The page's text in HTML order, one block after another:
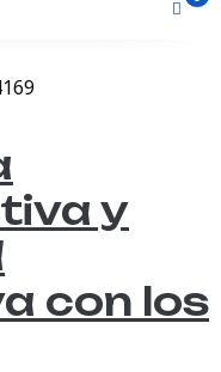
y
con los